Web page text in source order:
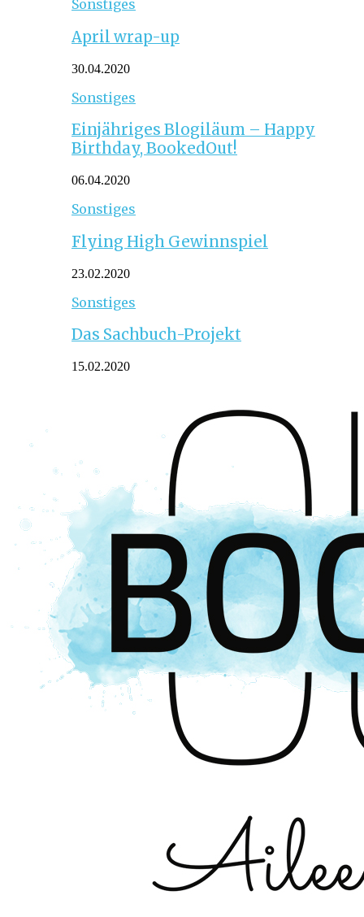
Sonstiges
April wrap-up
30.04.2020
Sonstiges
Einjähriges Blogiläum – Happy
Birthday, BookedOut!
06.04.2020
Sonstiges
Flying High Gewinnspiel
23.02.2020
Sonstiges
Das Sachbuch-Projekt
15.02.2020